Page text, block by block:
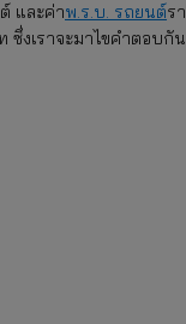
และค่าพ.ร.บ. รถยนต์ร
งเราจะมาไขคำตอบกัน